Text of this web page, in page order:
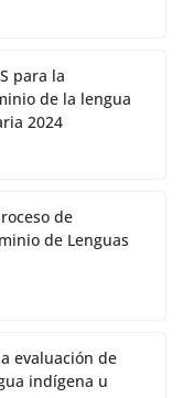
para la
de la lengua
2024
de
de Lenguas
evaluación de
indígena u